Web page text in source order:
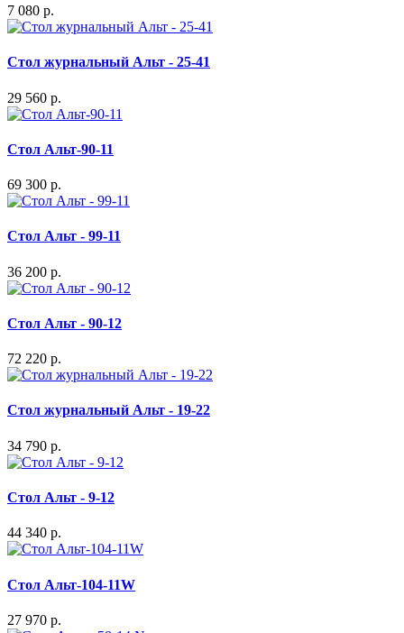
7 080 р.
Стол журнальный Альт - 25-41
29 560 р.
Стол Альт-90-11
69 300 р.
Стол Альт - 99-11
36 200 р.
Стол Альт - 90-12
72 220 р.
Стол журнальный Альт - 19-22
34 790 р.
Стол Альт - 9-12
44 340 р.
Стол Альт-104-11W
27 970 р.